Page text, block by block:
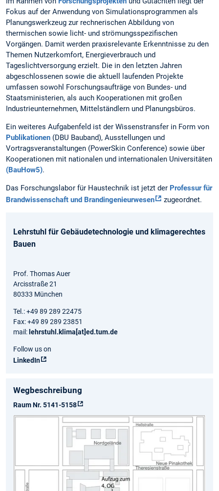
Fokus auf der Anwendung von Simulationsprogrammen als
Planungswerkzeug zur rechnerischen Abbildung von
thermischen sowie licht- und strömungsspezifischen
Vorgängen. Damit werden praxisrelevante Erkenntnisse zu den
Themen Nutzerkomfort, Energieverbrauch und
Tageslichtversorgung erzielt. Die in den letzten Jahren
abgeschlossenen sowie die aktuell laufenden Projekte
umfassen sowohl Forschungsaufträge von Bundes- und
Staatsministerien, als auch Kooperationen mit großen
Industrieunternehmen, Mittelständlern und Planungsbüros.
Ein weiteres Aufgabenfeld ist der Wissenstransfer in Form von
Publikationen (DBU Bauband), Ausstellungen und
Vortragsveranstaltungen (PowerSkin Conference) sowie über
Kooperationen mit nationalen und internationalen Universitäten
(BauHow5).
Das Forschungslabor für Haustechnik ist jetzt der Professur für
Brandwissenschaft und Brandingenieurwesen
zugeordnet.
Lehrstuhl für Gebäudetechnologie und klimagerechtes
Bauen
Prof. Thomas Auer
Arcisstraße 21
80333 München
Tel.: +49 89 289 22475
Fax: +49 89 289 23851
mail: lehrstuhl.klima[at]ed.tum.de
Follow us on
LinkedIn
Wegbeschreibung
Raum Nr. 5141-5158